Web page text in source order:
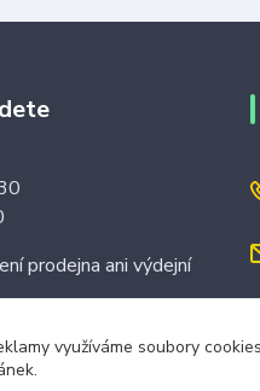
prodejna ani výdejní
využíváme soubory